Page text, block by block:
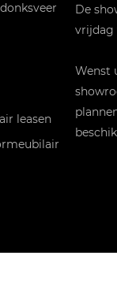
leasen
De
vrijdag
Wenst